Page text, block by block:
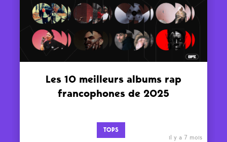
Les 10 meilleurs albums rap
francophones de 2025
TOPS
il y a 7 mois